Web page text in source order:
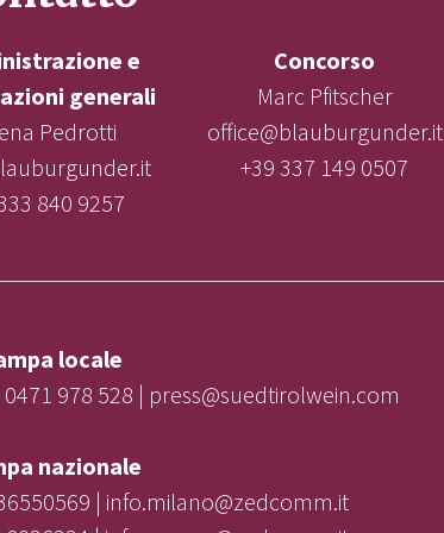
e
generali
Pedrotti
840 9257
Concorso
Marc Pfitscher
office@blauburgunder.it
+39 337 149 0507
locale
978 528 | press@suedtirolwein.com
nazionale
| info.milano@zedcomm.it